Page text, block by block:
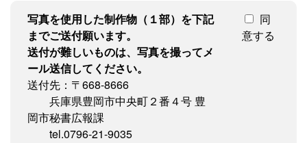
写真を使用した制作物（１部）を下記
までご送付願います。
送付が難しいものは、写真を撮ってメ
ール送信してください。
送付先：〒668-8666
兵庫県豊岡市中央町２番４号 豊
岡市秘書広報課
tel.0796-21-9035
同
意する